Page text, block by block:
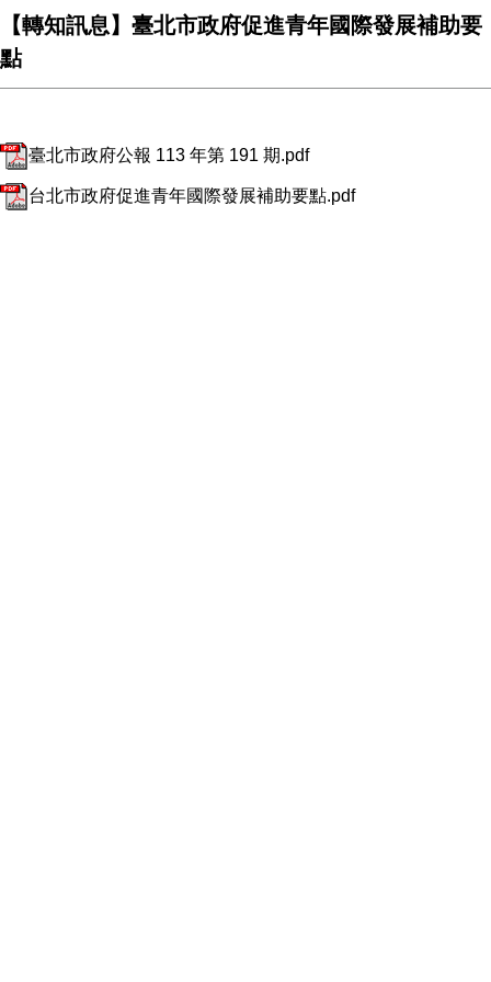
【轉知訊息】臺北市政府促進青年國際發展補助要
點
臺北市政府公報 113 年第 191 期.pdf
台北市政府促進青年國際發展補助要點.pdf